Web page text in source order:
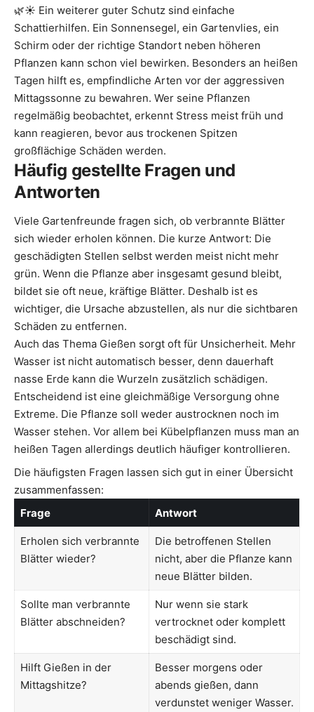
🌿☀️ Ein weiterer guter Schutz sind einfache
Schattierhilfen. Ein Sonnensegel, ein Gartenvlies, ein
Schirm oder der richtige Standort neben höheren
Pflanzen kann schon viel bewirken. Besonders an heißen
Tagen hilft es, empfindliche Arten vor der aggressiven
Mittagssonne zu bewahren. Wer seine Pflanzen
regelmäßig beobachtet, erkennt Stress meist früh und
kann reagieren, bevor aus trockenen Spitzen
großflächige Schäden werden.
Häufig gestellte Fragen und
Antworten
Viele Gartenfreunde fragen sich, ob verbrannte Blätter
sich wieder erholen können. Die kurze Antwort: Die
geschädigten Stellen selbst werden meist nicht mehr
grün. Wenn die Pflanze aber insgesamt gesund bleibt,
bildet sie oft neue, kräftige Blätter. Deshalb ist es
wichtiger, die Ursache abzustellen, als nur die sichtbaren
Schäden zu entfernen.
Auch das Thema Gießen sorgt oft für Unsicherheit. Mehr
Wasser ist nicht automatisch besser, denn dauerhaft
nasse Erde kann die Wurzeln zusätzlich schädigen.
Entscheidend ist eine gleichmäßige Versorgung ohne
Extreme. Die Pflanze soll weder austrocknen noch im
Wasser stehen. Vor allem bei Kübelpflanzen muss man an
heißen Tagen allerdings deutlich häufiger kontrollieren.
Die häufigsten Fragen lassen sich gut in einer Übersicht
zusammenfassen:
Frage
Antwort
Erholen sich verbrannte
Blätter wieder?
Die betroffenen Stellen
nicht, aber die Pflanze kann
neue Blätter bilden.
Sollte man verbrannte
Blätter abschneiden?
Nur wenn sie stark
vertrocknet oder komplett
beschädigt sind.
Hilft Gießen in der
Mittagshitze?
Besser morgens oder
abends gießen, dann
verdunstet weniger Wasser.